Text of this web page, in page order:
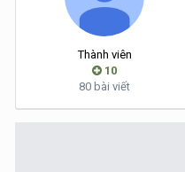
Thành viên
10
80 bài viết